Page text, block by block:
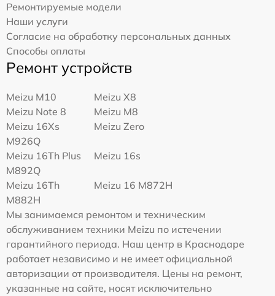
Ремонтируемые модели
Наши услуги
Согласие на обработку персональных данных
Способы оплаты
Ремонт устройств
Meizu M10
Meizu X8
Meizu Note 8
Meizu M8
Meizu 16Xs
M926Q
Meizu Zero
Meizu 16Th Plus
M892Q
Meizu 16s
Meizu 16Th
M882H
Meizu 16 M872H
Мы занимаемся ремонтом и техническим
обслуживанием техники Meizu по истечении
гарантийного периода. Наш центр в Краснодаре
работает независимо и не имеет официальной
авторизации от производителя. Цены на ремонт,
указанные на сайте, носят исключительно